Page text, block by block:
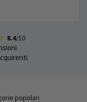
8.4/10
popolari